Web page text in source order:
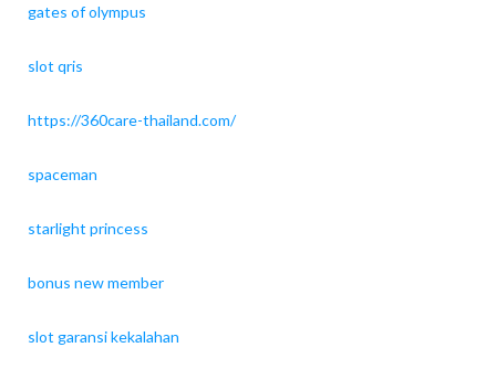
gates of olympus
slot qris
https://360care-thailand.com/
spaceman
starlight princess
bonus new member
slot garansi kekalahan